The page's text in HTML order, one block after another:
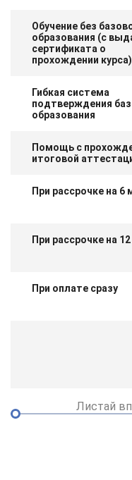
Обучение без
образования (с
сертификата о
прохождении курса)
Гибкая система
подтверждения
образования
Помощь с
итоговой
При рассрочке на 6
При рассрочке на
При оплате сразу
Листай
ChatApp
online
Мессенджеры
Свяжитесь с нами
Vkontakte